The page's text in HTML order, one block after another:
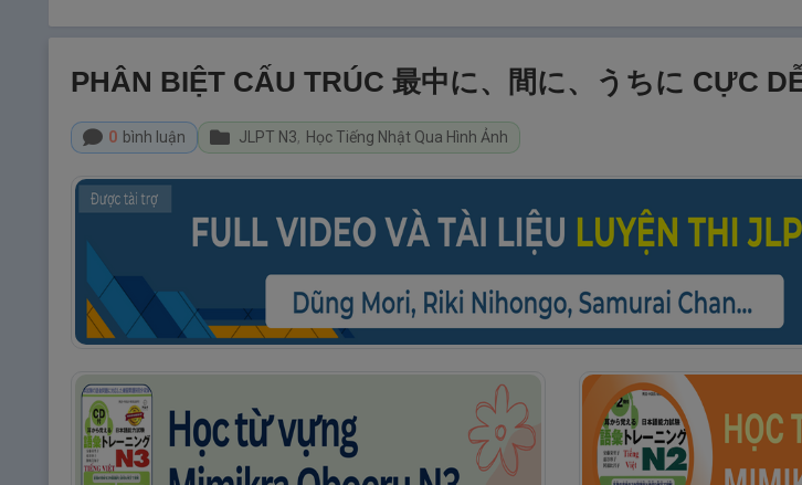
PHÂN BIỆT CẤU TRÚC 最中に、間に、うちに CỰC
0 bình luận JLPT N3, Học Tiếng Nhật Qua Hình Ảnh